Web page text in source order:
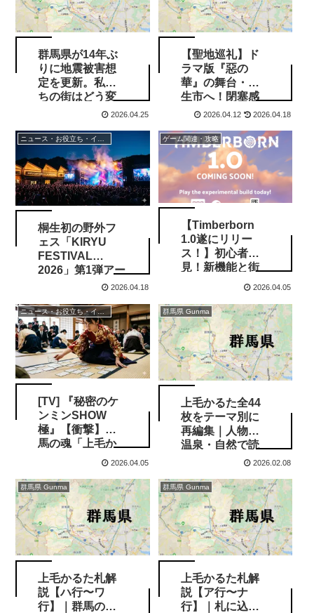
群馬県が14年ぶ
りに地震被害想
定を更新。私た
ちの街はどう変
わる？「大久保
響
2026.04.25
【聖地巡礼】ド
ラマ版『惡の
華』の舞台・桐
生市へ！閉塞感
と美しさが同居
2026.04.12 2026.04.18
桐生初の野外フ
ェス「KIRYU
FESTIVAL
2026」第1弾アー
ティスト発表！
華ユニットが新
川公園に集結
2026.04.18
ゲーム関連・攻略
【Timberborn
1.0遂にリリー
ス！】初心者必
見！新機能と街
づくりの効率化
2026.04.05
ニュース・お役立ち・イベント情報
[TV] 『秘密のケ
ンミンSHOW
極』【衝撃】群
馬の魂「上毛か
るた」が消滅の
暗唱率がまさか
の結果に…
2026.04.05
群馬県 Gunma
上毛かるた全44
枚をテーマ別に
再編集｜人物・
温泉・自然で読
み解く群馬県
2026.02.08
群馬県 Gunma
上毛かるた札解
説【ハ行〜ワ
行】｜群馬の人
群馬県 Gunma
上毛かるた札解
説【ア行〜ナ
行】｜札に込め